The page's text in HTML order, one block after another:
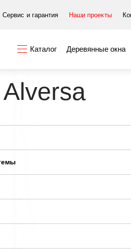
Сервис и гарантия Наши проекты
Каталог Деревянные окна
Наши проекты Сдвижные системы